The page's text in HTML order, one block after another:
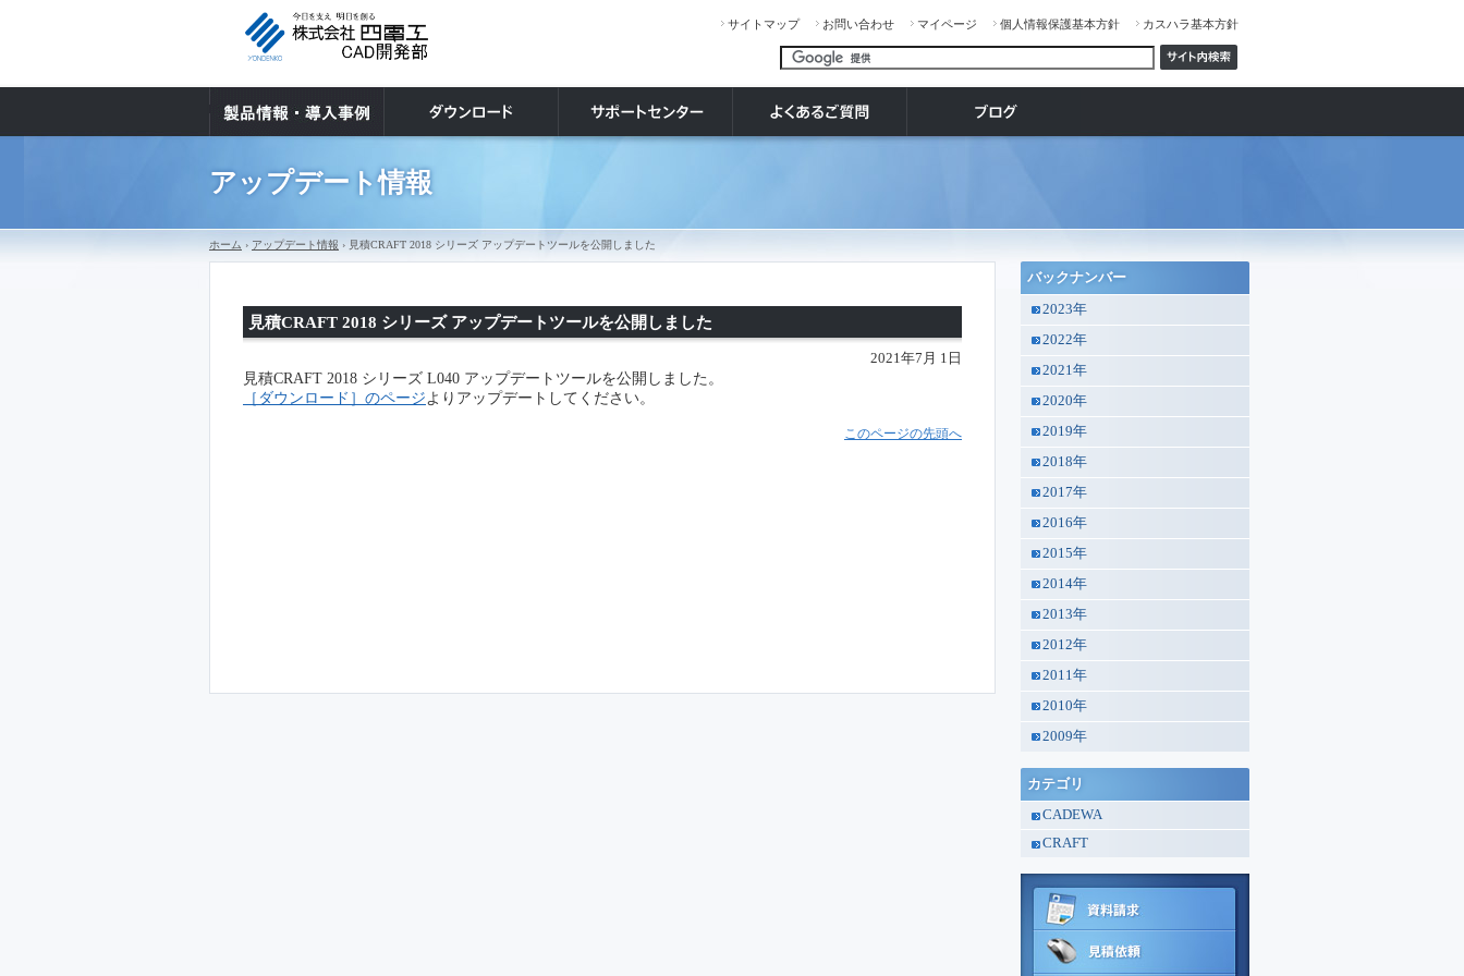
サイトマップ お問い合わせ マイページ 個人情報保護基本方針 カスハラ基本方針
アップデート情報
ホーム › アップデート情報 › 見積CRAFT 2018 シリーズ アップデートツールを公開しました
見積CRAFT 2018 シリーズ アップデートツールを公開しました
2021年7月 1日
見積CRAFT 2018 シリーズ L040 アップデートツールを公開しました。
［ダウンロード］のページよりアップデートしてください。
このページの先頭へ
バックナンバー
2023年
2022年
2021年
2020年
2019年
2018年
2017年
2016年
2015年
2014年
2013年
2012年
2011年
2010年
2009年
カテゴリ
CADEWA
CRAFT